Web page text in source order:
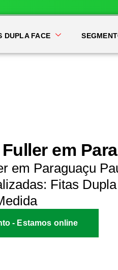
DUPLA FACE
em
em Paraguaçu
Fitas
- Estamos online